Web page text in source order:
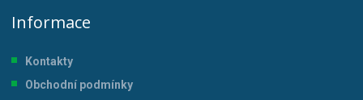
Informace
Kontakty
Obchodní podmínky